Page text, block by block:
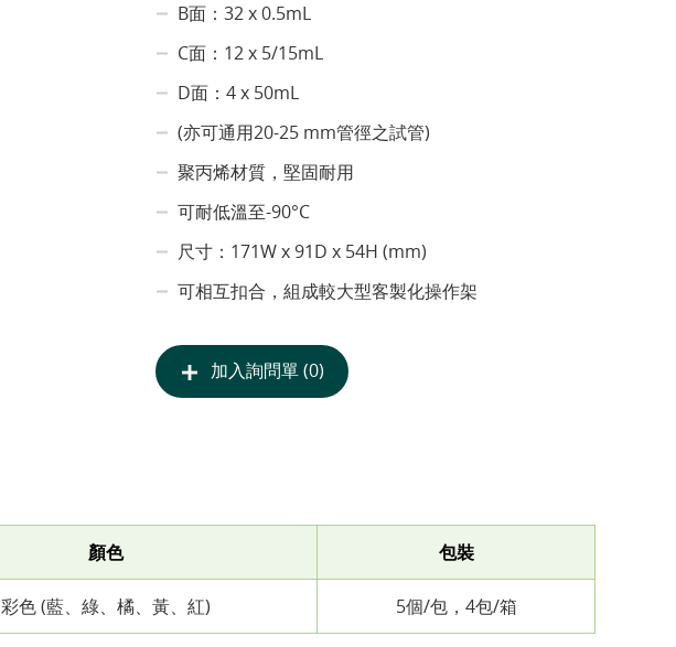
B面：32 x 0.5mL
C面：12 x 5/15mL
D面：4 x 50mL
(亦可通用20-25 mm管徑之試管)
聚丙烯材質，堅固耐用
可耐低溫至-90°C
尺寸：171W x 91D x 54H (mm)
可相互扣合，組成較大型客製化操作架
加入詢問單 (0)
顏色 包裝
彩色 (藍、綠、橘、黃、紅) 5個/包，4包/箱